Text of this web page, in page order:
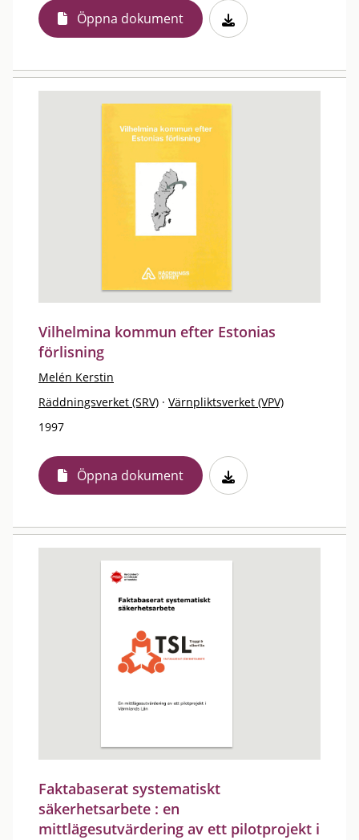
Öppna dokument
Vilhelmina kommun efter Estonias
förlisning
Melén Kerstin
Räddningsverket (SRV) · Värnpliktsverket (VPV)
1997
Öppna dokument
Faktabaserat systematiskt
säkerhetsarbete : en
mittlägesutvärdering av ett pilotprojekt i